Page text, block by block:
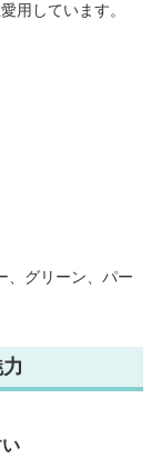
用しています。
、グリーン、パー